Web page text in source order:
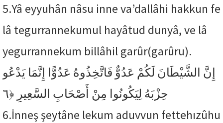
5.Yâ eyyuhân nâsu inne va’dallâhi hakkun fe
lâ tegurrannekumul hayâtud dunyâ, ve lâ
yegurrannekum billâhil garûr(garûru).
إِنَّ الشَّيْطَانَ لَكُمْ عَدُوٌّ فَاتَّخِذُوهُ عَدُوًّا إِنَّمَا يَدْعُو
حِزْبَهُ لِيَكُونُوا مِنْ أَصْحَابِ السَّعِيرِ ﴿٦
6.İnneş şeytâne lekum aduvvun fettehızûhu